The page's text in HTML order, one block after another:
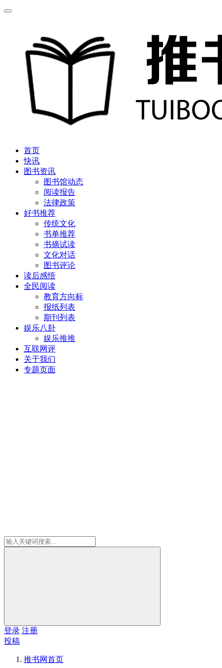
首页
快讯
图书资讯
图书馆动态
阅读报告
法律政策
好书推荐
传统文化
书单推荐
书摘试读
文化对话
图书评论
读后感悟
全民阅读
教育方向标
报纸列表
期刊列表
娱乐八卦
娱乐推推
互联网评
关于我们
专题页面
登录 注册
投稿
推书网首页